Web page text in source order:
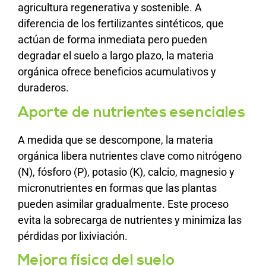
agricultura regenerativa y sostenible. A
diferencia de los fertilizantes sintéticos, que
actúan de forma inmediata pero pueden
degradar el suelo a largo plazo, la materia
orgánica ofrece beneficios acumulativos y
duraderos.
Aporte de nutrientes esenciales
A medida que se descompone, la materia
orgánica libera nutrientes clave como nitrógeno
(N), fósforo (P), potasio (K), calcio, magnesio y
micronutrientes en formas que las plantas
pueden asimilar gradualmente. Este proceso
evita la sobrecarga de nutrientes y minimiza las
pérdidas por lixiviación.
Mejora física del suelo